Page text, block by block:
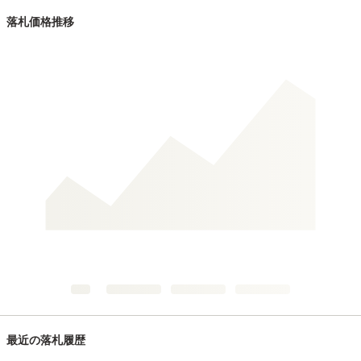
落札価格推移
最近の落札履歴